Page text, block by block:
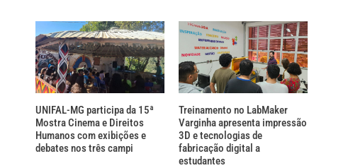
UNIFAL-MG participa da 15ª
Mostra Cinema e Direitos
Humanos com exibições e
debates nos três campi
Treinamento no LabMaker
Varginha apresenta impressão
3D e tecnologias de
fabricação digital a
estudantes